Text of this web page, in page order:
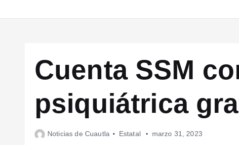
Cuenta SSM
psiquiátrica
Noticias de Cuautla Estatal marzo 31, 2023